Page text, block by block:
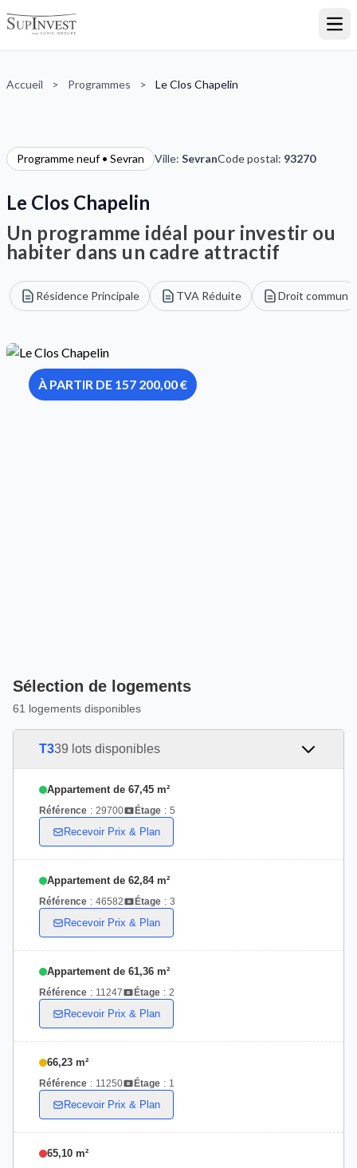
Accueil > Programmes > Le Clos Chapelin
Programme neuf • Sevran Ville: SevranCode postal: 93270
Le Clos Chapelin
Un programme idéal pour investir ou
habiter dans un cadre attractif
Résidence Principale TVA Réduite Droit commun
À PARTIR DE 157 200,00 €
Sélection de logements
61 logements disponibles
T339 lots disponibles
Appartement de 67,45 m²
Référence : 29700 Étage : 5
Recevoir Prix & Plan
Appartement de 62,84 m²
Référence : 46582 Étage : 3
Recevoir Prix & Plan
Appartement de 61,36 m²
Référence : 11247 Étage : 2
Recevoir Prix & Plan
66,23 m²
Référence : 11250 Étage : 1
Recevoir Prix & Plan
65,10 m²